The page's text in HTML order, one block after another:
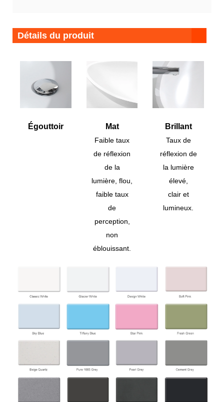
Détails du produit
Égouttoir Mat
Faible taux
de réflexion
de la
lumière, flou,
faible taux
de
perception,
non
éblouissant.
Brillant
Taux de
réflexion de
la lumière
élevé,
clair et
lumineux.